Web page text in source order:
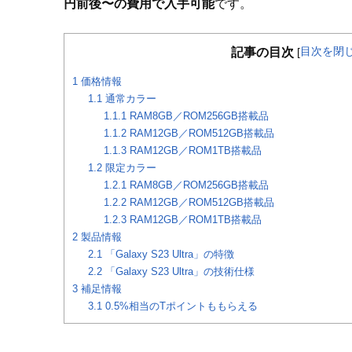
円前後〜の費用で入手可能です。
記事の目次 [目次を閉
1価格情報
1.1通常カラー
1.1.1RAM8GB／ROM256GB搭載品
1.1.2RAM12GB／ROM512GB搭載品
1.1.3RAM12GB／ROM1TB搭載品
1.2限定カラー
1.2.1RAM8GB／ROM256GB搭載品
1.2.2RAM12GB／ROM512GB搭載品
1.2.3RAM12GB／ROM1TB搭載品
2製品情報
2.1「Galaxy S23 Ultra」の特徴
2.2「Galaxy S23 Ultra」の技術仕様
3補足情報
3.10.5%相当のTポイントももらえる